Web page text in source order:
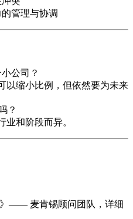
管理与协调
公司？
以缩小比例，但依然要为未来
？
业和阶段而异。
》—— 麦肯锡顾问团队，详细